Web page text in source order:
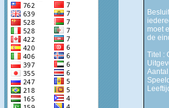
moet
de
Titel :